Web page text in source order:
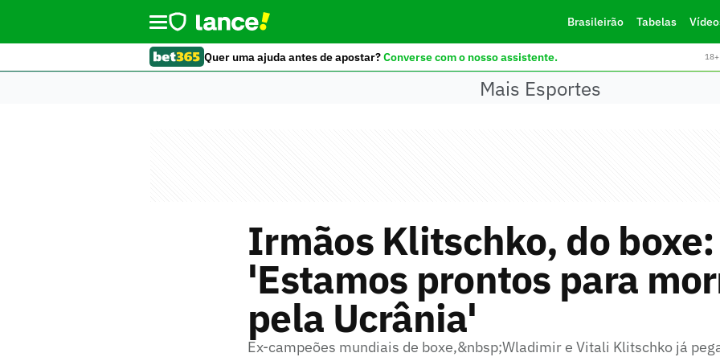
Brasileirão Tabelas
Quer uma ajuda antes de apostar?Converse com o nosso assistente.
Mais Esportes
Irmãos Klitschko, do boxe:
'Estamos prontos para
pela Ucrânia'
Ex-campeões mundiais de boxe,&nbsp;Wladimir e Vitali Klitschko já